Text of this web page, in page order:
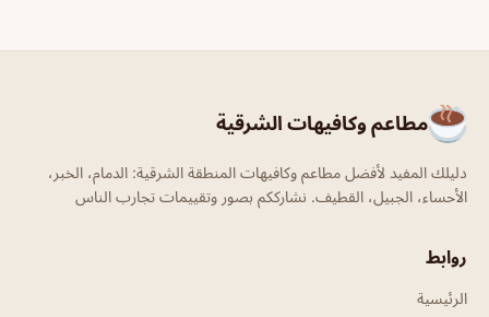
مطاعم وكافيهات الشرقية
دليلك المفيد لأفضل مطاعم وكافيهات المنطقة الشرقية: الدمام، الخبر،
الأحساء، الجبيل، القطيف. نشارككم بصور وتقييمات تجارب الناس
روابط
الرئيسية